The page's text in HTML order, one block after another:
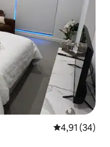
Vidutinis
4,91 (34)